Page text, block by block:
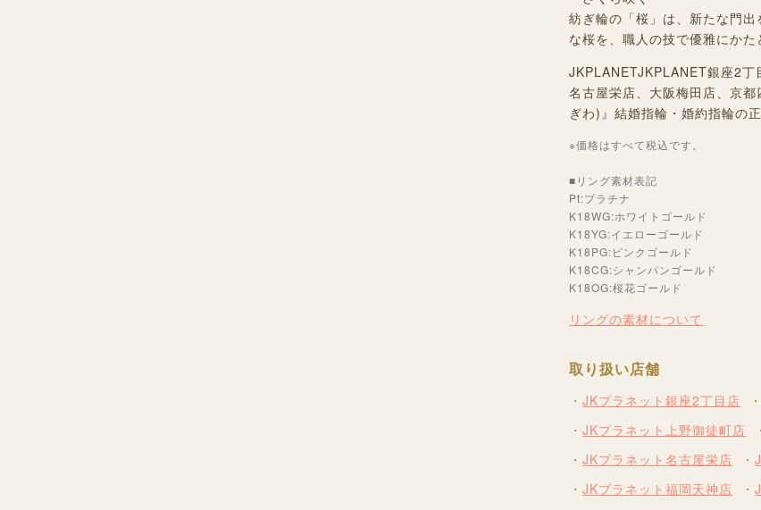
紡ぎ輪の「桜」は、新たな門
な桜を、職人の技で優雅にか
JKPLANETJKPLANET銀座2丁
名古屋栄店、大阪梅田店、京
ぎわ)』結婚指輪・婚約指輪の
※価格はすべて税込です。
■リング素材表記
Pt:プラチナ
K18WG:ホワイトゴールド
K18YG:イエローゴールド
K18PG:ピンクゴールド
K18CG:シャンパンゴールド
K18OG:桜花ゴールド
リングの素材について
取り扱い店舗
JKプラネット銀座2丁目店
JKプラネット上野御徒町店
JKプラネット名古屋栄店
JKプラネット福岡天神店